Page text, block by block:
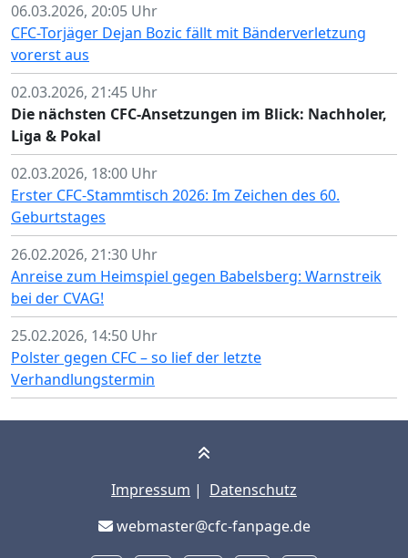
06.03.2026, 20:05 Uhr
CFC-Torjäger Dejan Bozic fällt mit Bänderverletzung
vorerst aus
02.03.2026, 21:45 Uhr
Die nächsten CFC-Ansetzungen im Blick: Nachholer,
Liga & Pokal
02.03.2026, 18:00 Uhr
Erster CFC-Stammtisch 2026: Im Zeichen des 60.
Geburtstages
26.02.2026, 21:30 Uhr
Anreise zum Heimspiel gegen Babelsberg: Warnstreik
bei der CVAG!
25.02.2026, 14:50 Uhr
Polster gegen CFC – so lief der letzte
Verhandlungstermin
Impressum | Datenschutz
webmaster@cfc-fanpage.de